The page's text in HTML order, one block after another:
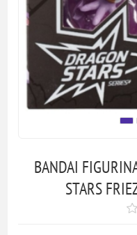
BANDAI
STARS